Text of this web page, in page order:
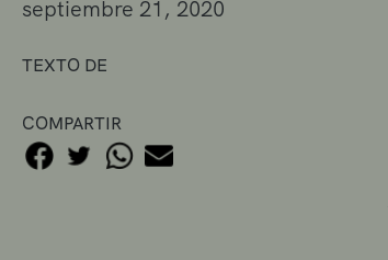
septiembre 21, 2020
TEXTO DE
COMPARTIR